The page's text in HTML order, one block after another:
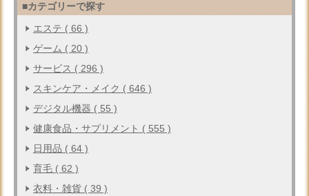
■カテゴリーで探す
エステ ( 66 )
ゲーム ( 20 )
サービス ( 296 )
スキンケア・メイク ( 646 )
デジタル機器 ( 55 )
健康食品・サプリメント ( 555 )
日用品 ( 64 )
育毛 ( 62 )
衣料・雑貨 ( 39 )